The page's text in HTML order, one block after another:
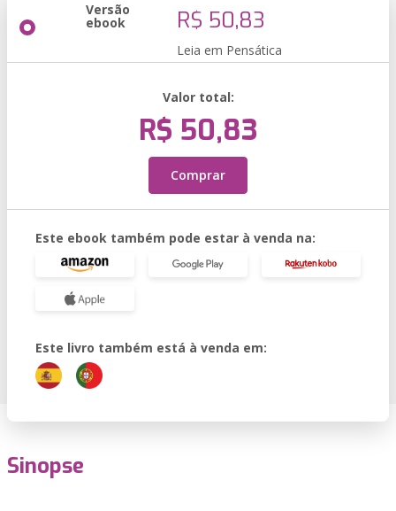
Versão
ebook R$ 50,83
Leia em Pensática
Valor total:
R$ 50,83
Comprar
Este ebook também pode estar à venda na:
Este livro também está à venda em:
Sinopse